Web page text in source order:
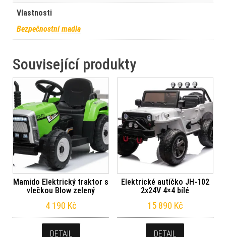
Vlastnosti
Bezpečnostní madla
Související produkty
Mamido Elektrický traktor s
vlečkou Blow zelený
4 190 Kč
DETAIL
Elektrické autíčko JH-102
2x24V 4×4 bílé
15 890 Kč
DETAIL